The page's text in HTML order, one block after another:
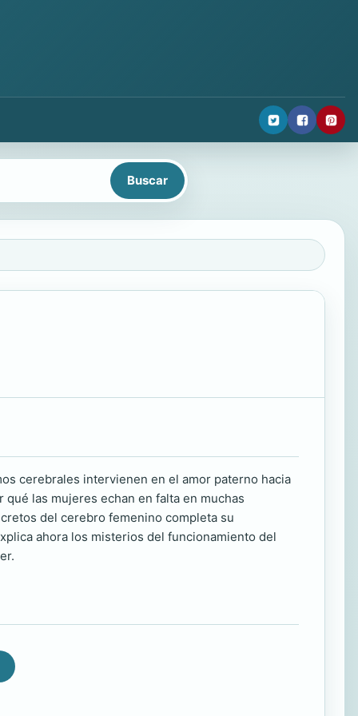
cerebrales intervienen en el amor paterno hacia
las mujeres echan en falta en muchas
del cerebro femenino completa su
ahora los misterios del funcionamiento del